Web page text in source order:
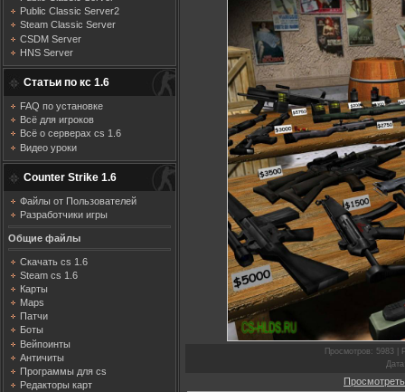
Public Classic Server2
Steam Classic Server
CSDM Server
HNS Server
Статьи по кс 1.6
FAQ по установке
Всё для игроков
Всё о серверах cs 1.6
Видео уроки
Counter Strike 1.6
Файлы от Пользователей
Разработчики игры
Общие файлы
Скачать cs 1.6
Steam cs 1.6
Карты
Maps
Патчи
Боты
Вейпоинты
Античиты
Программы для cs
Редакторы карт
Просмотров : 5983 |
Дата